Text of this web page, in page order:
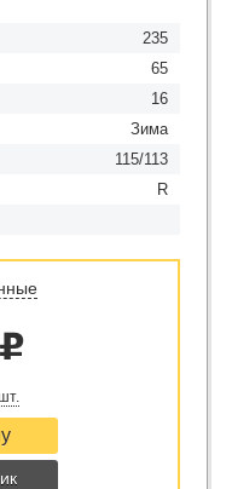
235
65
16
Зима
115/113
R
u